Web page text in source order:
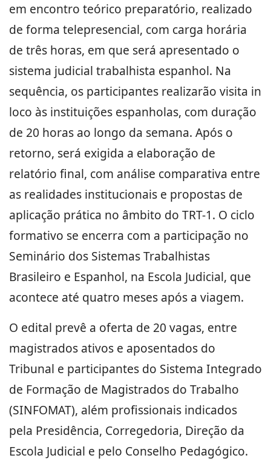
em encontro teórico preparatório, realizado
de forma telepresencial, com carga horária
de três horas, em que será apresentado o
sistema judicial trabalhista espanhol. Na
sequência, os participantes realizarão visita in
loco às instituições espanholas, com duração
de 20 horas ao longo da semana. Após o
retorno, será exigida a elaboração de
relatório final, com análise comparativa entre
as realidades institucionais e propostas de
aplicação prática no âmbito do TRT-1. O ciclo
formativo se encerra com a participação no
Seminário dos Sistemas Trabalhistas
Brasileiro e Espanhol, na Escola Judicial, que
acontece até quatro meses após a viagem.
O edital prevê a oferta de 20 vagas, entre
magistrados ativos e aposentados do
Tribunal e participantes do Sistema Integrado
de Formação de Magistrados do Trabalho
(SINFOMAT), além profissionais indicados
pela Presidência, Corregedoria, Direção da
Escola Judicial e pelo Conselho Pedagógico.